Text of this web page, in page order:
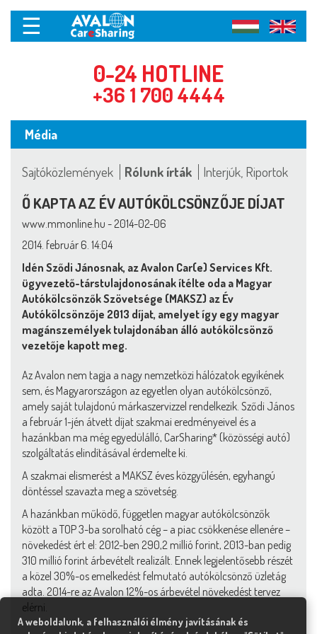
☰
0-24 HOTLINE
+36 1 700 4444
Média
Sajtóközlemények Rólunk írták Interjúk, Riportok
Ő KAPTA AZ ÉV AUTÓKÖLCSÖNZŐJE DÍJAT
www.mmonline.hu - 2014-02-06
2014. február 6. 14:04
Idén Sződi Jánosnak, az Avalon Car(e) Services Kft.
ügyvezető-társtulajdonosának ítélte oda a Magyar
Autókölcsönzők Szövetsége (MAKSZ) az Év
Autókölcsönzője 2013 díjat, amelyet így egy magyar
magánszemélyek tulajdonában álló autókölcsönző
vezetője kapott meg.
Az Avalon nem tagja a nagy nemzetközi hálózatok egyikének
sem, és Magyarországon az egyetlen olyan autókölcsönző,
amely saját tulajdonú márkaszervizzel rendelkezik. Sződi János
a február 1-jén átvett díjat szakmai eredményeivel és a
hazánkban ma még egyedülálló, CarSharing* (közösségi autó)
szolgáltatás elindításával érdemelte ki.
A szakmai elismerést a MAKSZ éves közgyűlésén, egyhangú
döntéssel szavazta meg a szövetség.
A hazánkban működő, független magyar autókölcsönzők
között a TOP 3-ba sorolható cég – a piac csökkenése ellenére –
növekedést ért el: 2012-ben 290,2 millió forint, 2013-ban pedig
310 millió forint árbevételt realizált. Ennek legjelentősebb részét
a közel 30%-os emelkedést felmutató autókölcsönző üzletág
adta. 2014-re az Avalon 12%-os árbevétel növekedést tervez
elérni.
A weboldalunk, a felhasználói élmény javításának és